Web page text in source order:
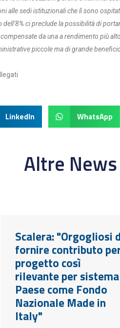
alle sedi istituzionali che lì sono
ci preclude la possibilità di
da una a rendimento più alto.
piccole ma di grande
LinkedIn WhatsApp
Altre News
Scalera: "Orgogliosi
fornire contributo
progetto così
rilevante per sistema
Paese come Fondo
Nazionale Made in
Italy"